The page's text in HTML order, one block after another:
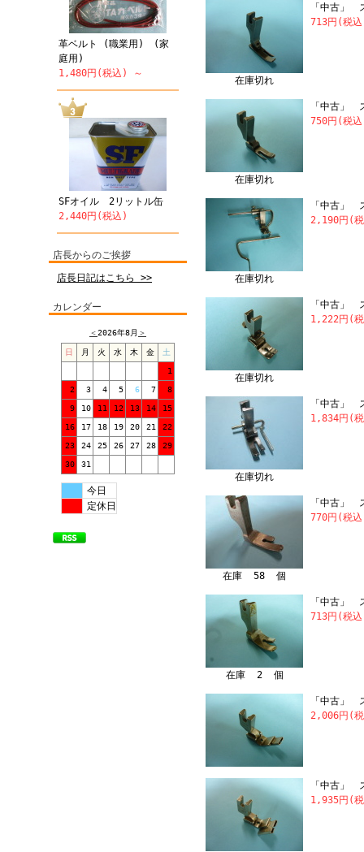
革ベルト (職業用) (家
庭用)
1,480円(税込) ～
SFオイル 2リットル缶
2,440円(税込)
店長からのご挨拶
店長日記はこちら >>
カレンダー
＜2026年8月 ＞
日 月 火 水 木 金 土
1
2 3 4 5 6 7 8
9 10 11 12 13 14 15
16 17 18 19 20 21 22
23 24 25 26 27 28 29
30 31
今日
定休日
在庫切れ
「中古」
713円(税
在庫切れ
「中古」
750円(税
在庫切れ
「中古」
2,190円(
在庫切れ
「中古」
1,222円(
在庫切れ
「中古」
1,834円(
在庫 58 個
「中古」
770円(税
在庫 2 個
「中古」
713円(税
「中古」
2,006円(
「中古」
1,935円(